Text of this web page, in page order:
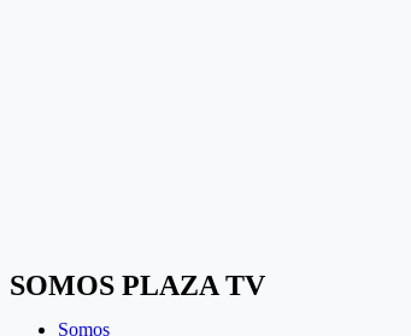
SOMOS PLAZA TV
Somos